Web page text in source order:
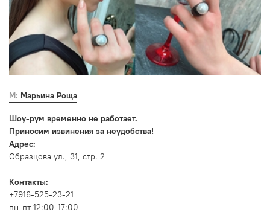
М: Марьина Роща
Шоу-рум временно не работает.
Приносим извинения за неудобства!
Адрес:
Образцова ул., 31, стр. 2
Контакты:
+7916-525-23-21
пн-пт 12:00-17:00